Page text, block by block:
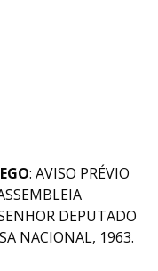
: AVISO PRÉVIO
DEPUTADO
NACIONAL, 1963.